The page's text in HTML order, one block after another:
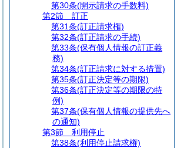
第30条(開示請求の手数料)
第2節
訂正
第31条(訂正請求権)
第32条(訂正請求の手続)
第33条(保有個人情報の訂正義
務)
第34条(訂正請求に対する措置)
第35条(訂正決定等の期限)
第36条(訂正決定等の期限の特
例)
第37条(保有個人情報の提供先へ
の通知)
第3節
利用停止
第38条(利用停止請求権)